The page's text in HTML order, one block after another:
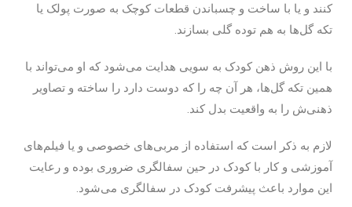
کنند و یا با ساخت و چسباندن قطعات کوچک به صورت پولک یا
تکه گل‌ها به هم توده گلی بسازند.
با این روش ذهن کودک به سویی هدایت می‌شود که او می‌تواند با
همین تکه گل‌ها، هر آن چه را که دوست دارد را ساخته و تصاویر
ذهنی‌ش را به واقعیت بدل کند.
لازم به ذکر است که استفاده از مربی‌های خصوصی و یا فیلم‌های
آموزشی و کار با کودک در حین سفالگری ضروری بوده و رعایت
این موارد باعث پیشرفت کودک در سفالگری می‌شود.